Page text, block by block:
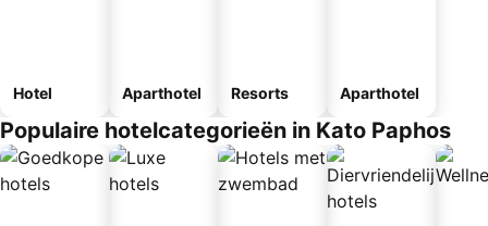
Hotel Aparthotel Resorts Aparthotel
Populaire hotelcategorieën in Kato Paphos